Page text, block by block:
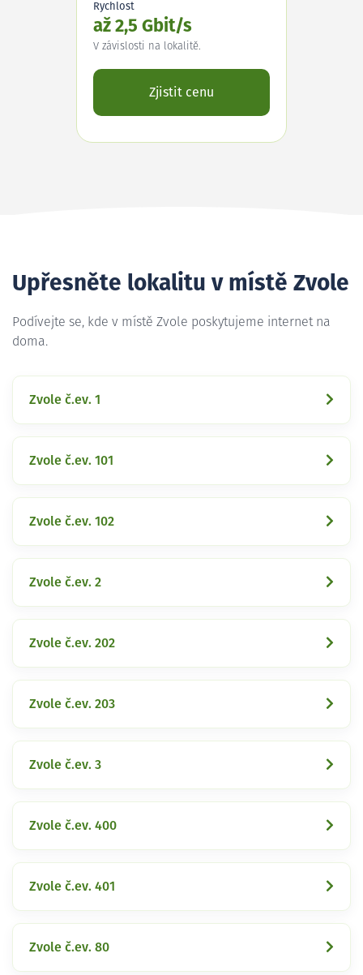
Rychlost
až 2,5 Gbit/s
V závislosti na lokalitě.
Zjistit cenu
Upřesněte lokalitu v místě Zvole
Podívejte se, kde v místě Zvole poskytujeme internet na
doma.
Zvole č.ev. 1
Zvole č.ev. 101
Zvole č.ev. 102
Zvole č.ev. 2
Zvole č.ev. 202
Zvole č.ev. 203
Zvole č.ev. 3
Zvole č.ev. 400
Zvole č.ev. 401
Zvole č.ev. 80